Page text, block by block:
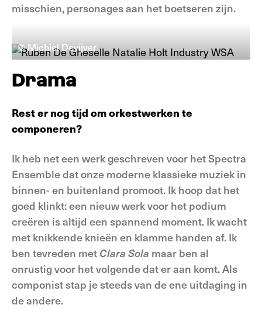
misschien, personages aan het boetseren zijn.
© Michiel Devijver
Drama
Rest er nog tijd om orkestwerken te
componeren?
Ik heb net een werk geschreven voor het Spectra
Ensemble dat onze moderne klassieke muziek in
binnen- en buitenland promoot. Ik hoop dat het
goed klinkt: een nieuw werk voor het podium
creëren is altijd een spannend moment. Ik wacht
met knikkende knieën en klamme handen af. Ik
ben tevreden met Clara Sola maar ben al
onrustig voor het volgende dat er aan komt. Als
componist stap je steeds van de ene uitdaging in
de andere.